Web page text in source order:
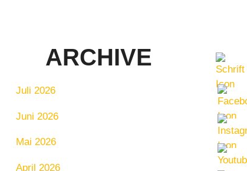
ARCHIVE
Juli 2026
Juni 2026
Mai 2026
April 2026